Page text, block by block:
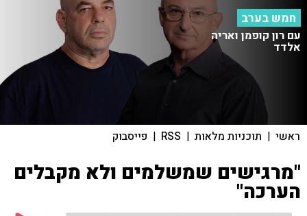
חמש בערב
עם רון קופמן ואריה
אלדד
ראשי | תוכניות מלאות |
RSS
| פייסבוק
"מרגישים שמשלמים ולא מקבלים
הערכה"